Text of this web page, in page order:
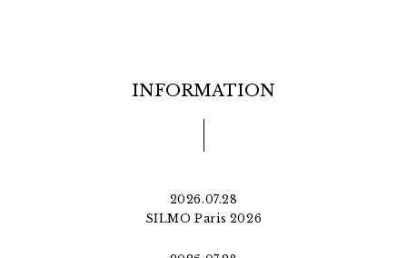
INFORMATION
2026.07.28
SILMO Paris 2026